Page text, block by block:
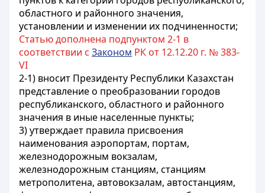
областного и районного значения,
установлении и изменении их подчиненности;
Статью дополнена подпунктом 2-1 в
соответствии с Законом РК от 12.12.20 г. № 383-
VI
2-1) вносит Президенту Республики Казахстан
представление о преобразовании городов
республиканского, областного и районного
значения в иные населенные пункты;
3) утверждает правила присвоения
наименования аэропортам, портам,
железнодорожным вокзалам,
железнодорожным станциям, станциям
метрополитена, автовокзалам, автостанциям,